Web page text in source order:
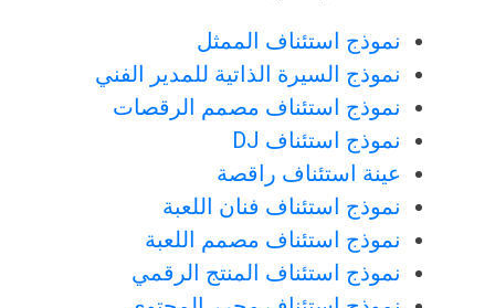
نموذج استئناف الممثل
نموذج السيرة الذاتية للمدير الفني
نموذج استئناف مصمم الرقصات
نموذج استئناف DJ
عينة استئناف راقصة
نموذج استئناف فنان اللعبة
نموذج استئناف مصمم اللعبة
نموذج استئناف المنتج الرقمي